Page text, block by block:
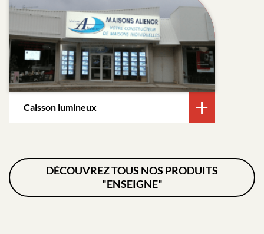
Caisson lumineux
DÉCOUVREZ TOUS NOS PRODUITS
"ENSEIGNE"